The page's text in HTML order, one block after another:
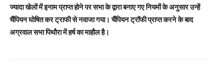
ज्यादा खेलों में इनाम प्राप्त होने पर सभा के द्वारा बनाए गए नियमों के अनुसार उन्हें
चैंपियन घोषित कर ट्राफी से नवाजा गया। चैंपियन ट्रॉफी प्राप्त करने के बाद
अग्रवाल सभा पिथौरा में हर्ष का माहौल है।